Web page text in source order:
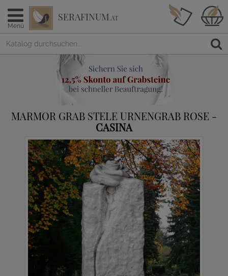
Menü
SERAFINUM.AT
MARMOR GRAB STELE URNENGRAB ROSE -
CASINA